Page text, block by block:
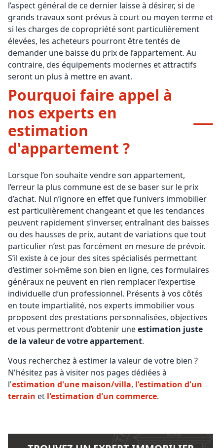
l’aspect général de ce dernier laisse à désirer, si de
grands travaux sont prévus à court ou moyen terme et
si les charges de copropriété sont particulièrement
élevées, les acheteurs pourront être tentés de
demander une baisse du prix de l’appartement. Au
contraire, des équipements modernes et attractifs
seront un plus à mettre en avant.
Pourquoi faire appel à
nos experts en
estimation
d'appartement ?
Lorsque l’on souhaite vendre son appartement,
l’erreur la plus commune est de se baser sur le prix
d’achat. Nul n’ignore en effet que l’univers immobilier
est particulièrement changeant et que les tendances
peuvent rapidement s’inverser, entraînant des baisses
ou des hausses de prix, autant de variations que tout
particulier n’est pas forcément en mesure de prévoir.
S’il existe à ce jour des sites spécialisés permettant
d’estimer soi-même son bien en ligne, ces formulaires
généraux ne peuvent en rien remplacer l’expertise
individuelle d’un professionnel. Présents à vos côtés
en toute impartialité, nos experts immobilier vous
proposent des prestations personnalisées, objectives
et vous permettront d’obtenir uneestimation juste
de la valeur de votre appartement.
Vous recherchez à estimer la valeur de votre bien ?
N'hésitez pas à visiter nos pages dédiées à
l'estimation d'une maison/villa, l'estimation d'un
terrain et l'estimation d'un commerce.